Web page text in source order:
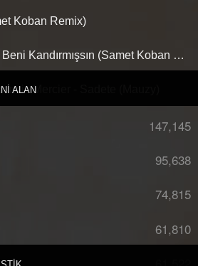
Koban Remix)
Jeff, Ece Seçkin - Beni Kandırmışsın (Samet Koban Remix)
Mercier - Sadete (Mauzy)
ALAN
147,145
95,638
74,815
61,810